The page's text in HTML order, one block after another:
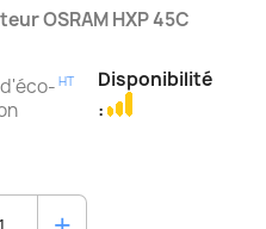
OSRAM HXP 45C
d'éco- HT
Disponibilité
: